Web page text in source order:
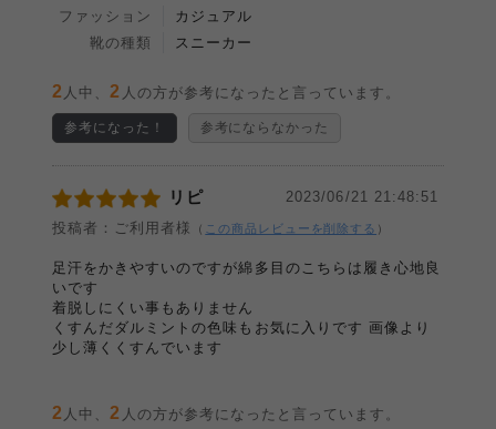
ファッション
カジュアル
靴の種類
スニーカー
2 人中、2 人の方が参考になったと言っています。
参考になった！ 参考にならなかった
リピ
2023/06/21 21:48:51
投稿者：ご利用者様
（ この商品レビューを削除する ）
足汗をかきやすいのですが綿多目のこちらは履き心地良
いです
着脱しにくい事もありません
くすんだダルミントの色味もお気に入りです 画像より
少し薄くくすんでいます
2 人中、2 人の方が参考になったと言っています。